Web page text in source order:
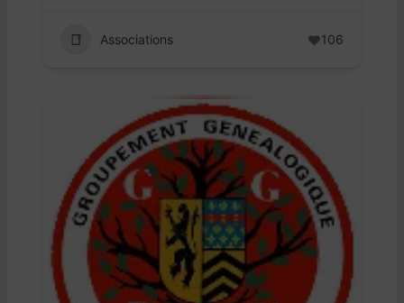
Associations 106